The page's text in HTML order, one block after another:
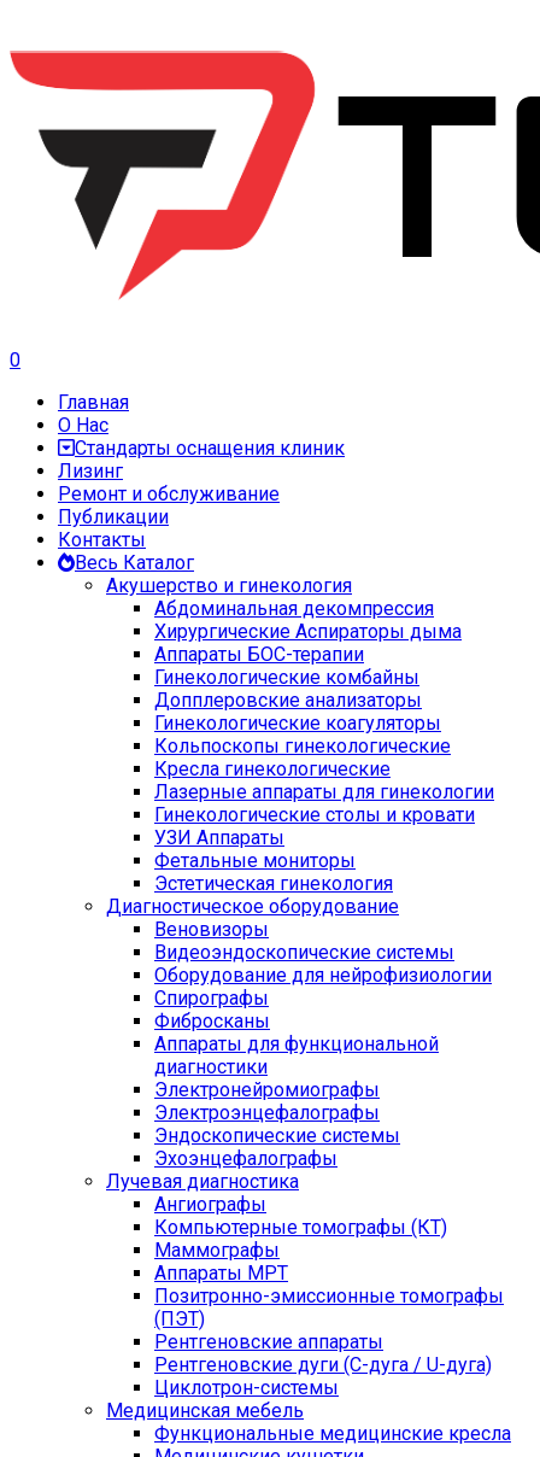
0
Главная
О Нас
Стандарты оснащения клиник
Лизинг
Ремонт и обслуживание
Публикации
Контакты
Весь Каталог
Акушерство и гинекология
Абдоминальная декомпрессия
Хирургические Аспираторы дыма
Аппараты БОС-терапии
Гинекологические комбайны
Допплеровские анализаторы
Гинекологические коагуляторы
Кольпоскопы гинекологические
Кресла гинекологические
Лазерные аппараты для гинекологии
Гинекологические столы и кровати
УЗИ Аппараты
Фетальные мониторы
Эстетическая гинекология
Диагностическое оборудование
Веновизоры
Видеоэндоскопические системы
Оборудование для нейрофизиологии
Спирографы
Фибросканы
Аппараты для функциональной
диагностики
Электронейромиографы
Электроэнцефалографы
Эндоскопические системы
Эхоэнцефалографы
Лучевая диагностика
Ангиографы
Компьютерные томографы (КТ)
Маммографы
Аппараты МРТ
Позитронно-эмиссионные томографы
(ПЭТ)
Рентгеновские аппараты
Рентгеновские дуги (С-дуга / U-дуга)
Циклотрон-системы
Медицинская мебель
Функциональные медицинские кресла